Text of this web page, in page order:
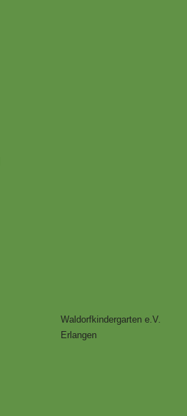
Waldorfkindergarten e.V.
Erlangen